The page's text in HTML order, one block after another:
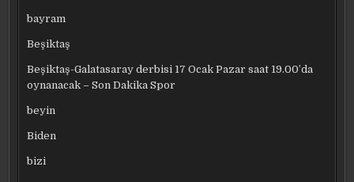
bayram
Beşiktaş
Beşiktaş-Galatasaray derbisi 17 Ocak Pazar saat 19.00’da
oynanacak – Son Dakika Spor
beyin
Biden
bizi